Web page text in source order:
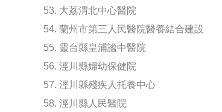
53. 大荔渭北中心醫院
54. 蘭州市第三人民醫院醫養結合建設
55. 靈台縣皇浦謐中醫院
56. 涇川縣婦幼保健院
57. 涇川縣殘疾人托養中心
58. 涇川縣人民醫院